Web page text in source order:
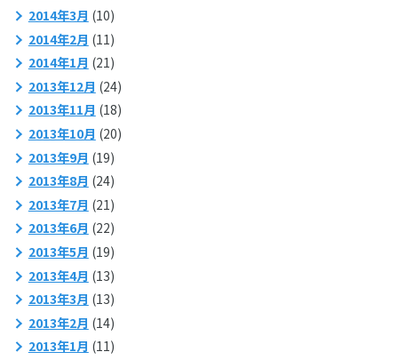
2014年3月 (10)
2014年2月 (11)
2014年1月 (21)
2013年12月 (24)
2013年11月 (18)
2013年10月 (20)
2013年9月 (19)
2013年8月 (24)
2013年7月 (21)
2013年6月 (22)
2013年5月 (19)
2013年4月 (13)
2013年3月 (13)
2013年2月 (14)
2013年1月 (11)